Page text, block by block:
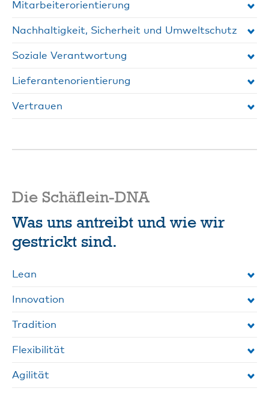
Mitarbeiterorientierung
Nachhaltigkeit, Sicherheit und Umweltschutz
Soziale Verantwortung
Lieferantenorientierung
Vertrauen
Die Schäflein-DNA
Was uns antreibt und wie wir
gestrickt sind.
Lean
Innovation
Tradition
Flexibilität
Agilität